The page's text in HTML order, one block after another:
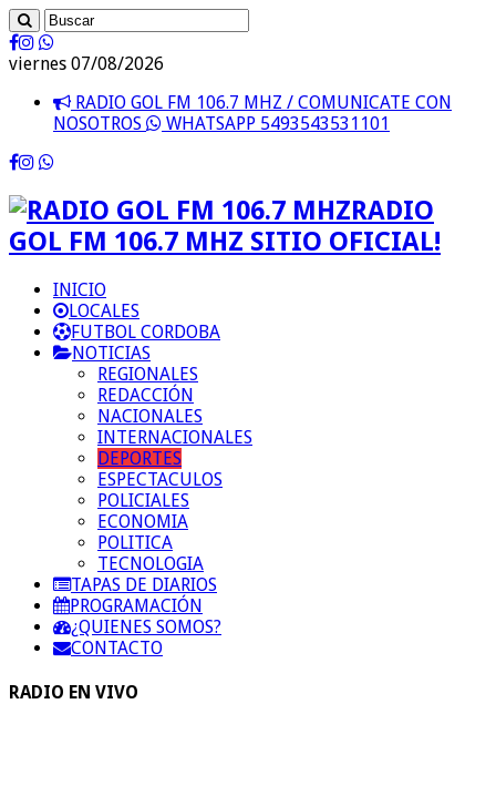
viernes 07/08/2026
RADIO GOL FM 106.7 MHZ / COMUNICATE CON
NOSOTROS
WHATSAPP 5493543531101
RADIO
GOL FM 106.7 MHZ SITIO OFICIAL!
INICIO
LOCALES
FUTBOL CORDOBA
NOTICIAS
REGIONALES
REDACCIÓN
NACIONALES
INTERNACIONALES
DEPORTES
ESPECTACULOS
POLICIALES
ECONOMIA
POLITICA
TECNOLOGIA
TAPAS DE DIARIOS
PROGRAMACIÓN
¿QUIENES SOMOS?
CONTACTO
RADIO EN VIVO